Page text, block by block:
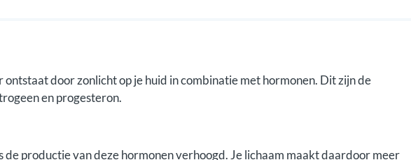
ontstaat door zonlicht op je huid in combinatie met hormonen. Dit zijn de
en progesteron.
de productie van deze hormonen verhoogd. Je lichaam maakt daardoor meer